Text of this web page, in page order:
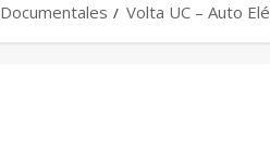
Documentales Volta UC – Auto